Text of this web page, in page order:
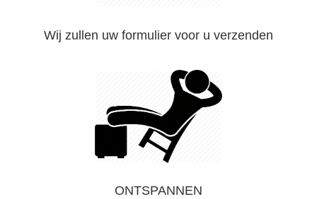
Wij zullen uw formulier voor u verzenden
ONTSPANNEN